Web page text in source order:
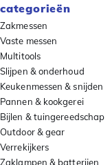
categorieën
Zakmessen
Vaste messen
Multitools
Slijpen & onderhoud
Keukenmessen & snijden
Pannen & kookgerei
Bijlen & tuingereedschap
Outdoor & gear
Verrekijkers
Zaklampen & batterijen